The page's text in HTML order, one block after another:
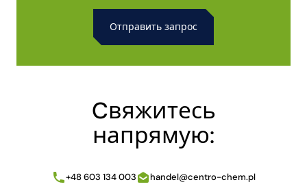
Cвяжитесь
напрямую:
+48 603 134 003 handel@centro-chem.pl